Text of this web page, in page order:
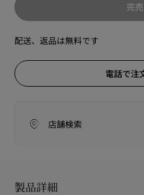
完売
配送、返品は無料です
電話で注
店舗検索
製品詳細